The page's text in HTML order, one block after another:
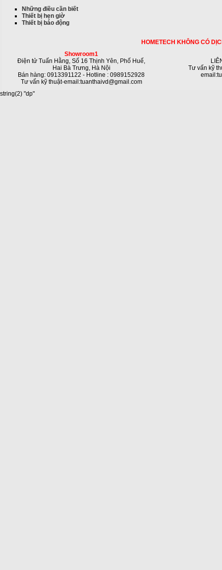
Những điều cần biết
Thiết bị hẹn giờ
Thiết bị báo động
HOMETECH KHÔNG CÓ
Showroom1
Điện tử Tuấn Hằng, Số 16 Thịnh Yên, Phố Huế,
Hai Bà Trưng, Hà Nội
Bán hàng: 0913391122 - Hotline : 0989152928
Tư vấn kỹ thuật-email:tuanthaivd@gmail.com
Tư vấn kỹ
string(2) "dp"